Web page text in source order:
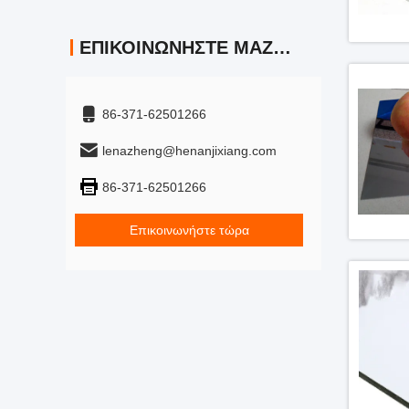
ΕΠΙΚΟΙΝΩΝΉΣΤΕ ΜΑΖΊ ΜΑΣ
86-371-62501266
lenazheng@henanjixiang.com
86-371-62501266
Επικοινωνήστε τώρα